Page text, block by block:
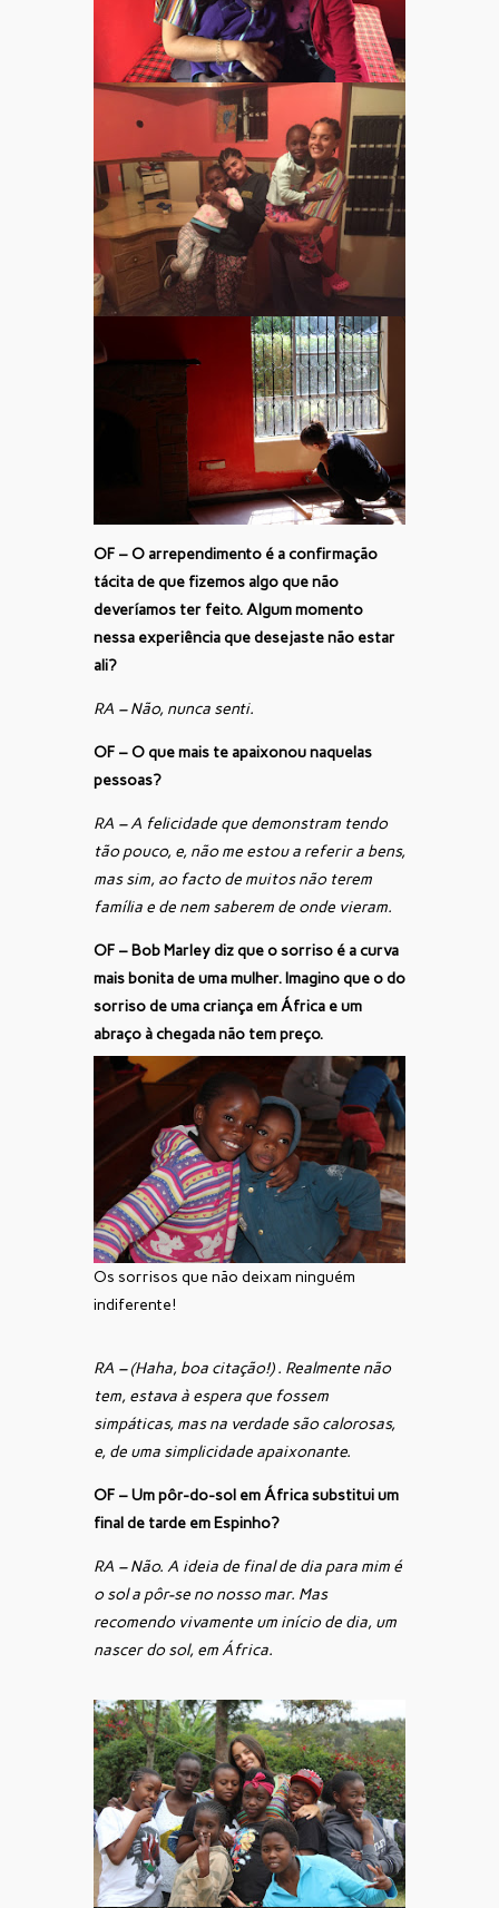
OF – O arrependimento é a confirmação
tácita de que fizemos algo que não
deveríamos ter feito. Algum momento
nessa experiência que desejaste não estar
ali?
RA – Não, nunca senti.
OF – O que mais te apaixonou naquelas
pessoas?
RA – A felicidade que demonstram tendo
tão pouco, e, não me estou a referir a bens,
mas sim, ao facto de muitos não terem
família e de nem saberem de onde vieram.
OF – Bob Marley diz que o sorriso é a curva
mais bonita de uma mulher. Imagino que o do
sorriso de uma criança em África e um
abraço à chegada não tem preço.
Os sorrisos que não deixam ninguém
indiferente!
RA – (Haha, boa citação!) . Realmente não
tem, estava à espera que fossem
simpáticas, mas na verdade são calorosas,
e, de uma simplicidade apaixonante.
OF – Um pôr-do-sol em África substitui um
final de tarde em Espinho?
RA – Não. A ideia de final de dia para mim é
o sol a pôr-se no nosso mar. Mas
recomendo vivamente um início de dia, um
nascer do sol, em África.